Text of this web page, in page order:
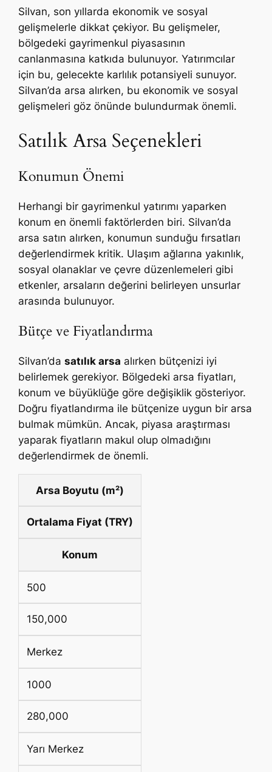
Silvan, son yıllarda ekonomik ve sosyal
gelişmelerle dikkat çekiyor. Bu gelişmeler,
bölgedeki gayrimenkul piyasasının
canlanmasına katkıda bulunuyor. Yatırımcılar
için bu, gelecekte karlılık potansiyeli sunuyor.
Silvan’da arsa alırken, bu ekonomik ve sosyal
gelişmeleri göz önünde bulundurmak önemli.
Satılık Arsa Seçenekleri
Konumun Önemi
Herhangi bir gayrimenkul yatırımı yaparken
konum en önemli faktörlerden biri. Silvan’da
arsa satın alırken, konumun sunduğu fırsatları
değerlendirmek kritik. Ulaşım ağlarına yakınlık,
sosyal olanaklar ve çevre düzenlemeleri gibi
etkenler, arsaların değerini belirleyen unsurlar
arasında bulunuyor.
Bütçe ve Fiyatlandırma
Silvan’dasatılık arsa alırken bütçenizi iyi
belirlemek gerekiyor. Bölgedeki arsa fiyatları,
konum ve büyüklüğe göre değişiklik gösteriyor.
Doğru fiyatlandırma ile bütçenize uygun bir arsa
bulmak mümkün. Ancak, piyasa araştırması
yaparak fiyatların makul olup olmadığını
değerlendirmek de önemli.
Arsa Boyutu (m²)
Ortalama Fiyat (TRY)
Konum
500
150,000
Merkez
1000
280,000
Yarı Merkez